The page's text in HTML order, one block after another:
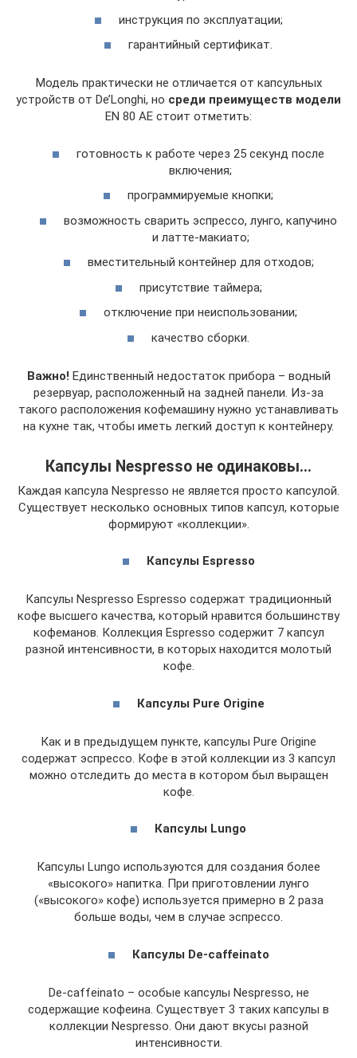
инструкция по эксплуатации;
гарантийный сертификат.
Модель практически не отличается от капсульных
устройств от De’Longhi, но среди преимуществ модели
EN 80 AE стоит отметить:
готовность к работе через 25 секунд после
включения;
программируемые кнопки;
возможность сварить эспрессо, лунго, капучино
и латте-макиато;
вместительный контейнер для отходов;
присутствие таймера;
отключение при неиспользовании;
качество сборки.
Важно! Единственный недостаток прибора – водный
резервуар, расположенный на задней панели. Из-за
такого расположения кофемашину нужно устанавливать
на кухне так, чтобы иметь легкий доступ к контейнеру.
Капсулы Nespresso не одинаковы…
Каждая капсула Nespresso не является просто капсулой.
Существует несколько основных типов капсул, которые
формируют «коллекции».
Капсулы Espresso
Капсулы Nespresso Espresso содержат традиционный
кофе высшего качества, который нравится большинству
кофеманов. Коллекция Espresso содержит 7 капсул
разной интенсивности, в которых находится молотый
кофе.
Капсулы Pure Origine
Как и в предыдущем пункте, капсулы Pure Origine
содержат эспрессо. Кофе в этой коллекции из 3 капсул
можно отследить до места в котором был выращен
кофе.
Капсулы Lungo
Капсулы Lungo используются для создания более
«высокого» напитка. При приготовлении лунго
(«высокого» кофе) используется примерно в 2 раза
больше воды, чем в случае эспрессо.
Капсулы De-caffeinato
De-caffeinato – особые капсулы Nespresso, не
содержащие кофеина. Существует 3 таких капсулы в
коллекции Nespresso. Они дают вкусы разной
интенсивности.